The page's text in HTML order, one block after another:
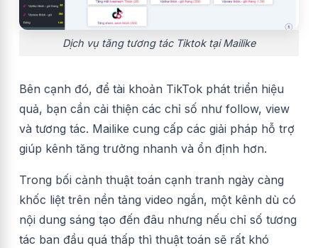
Dịch vụ tăng tương tác Tiktok tại Mailike
Bên cạnh đó, để tài khoản TikTok phát triển hiệu
quả, bạn cần cải thiện các chỉ số như follow, view
và tương tác. Mailike cung cấp các giải pháp hỗ trợ
giúp kênh tăng trưởng nhanh và ổn định hơn.
Trong bối cảnh thuật toán cạnh tranh ngày càng
khốc liệt trên nền tảng video ngắn, một kênh dù có
nội dung sáng tạo đến đâu nhưng nếu chỉ số tương
tác ban đầu quá thấp thì thuật toán sẽ rất khó